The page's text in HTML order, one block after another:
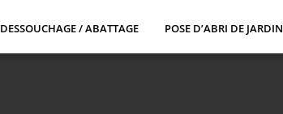
DESSOUCHAGE / ABATTAGE POSE D’ABRI DE JARDIN